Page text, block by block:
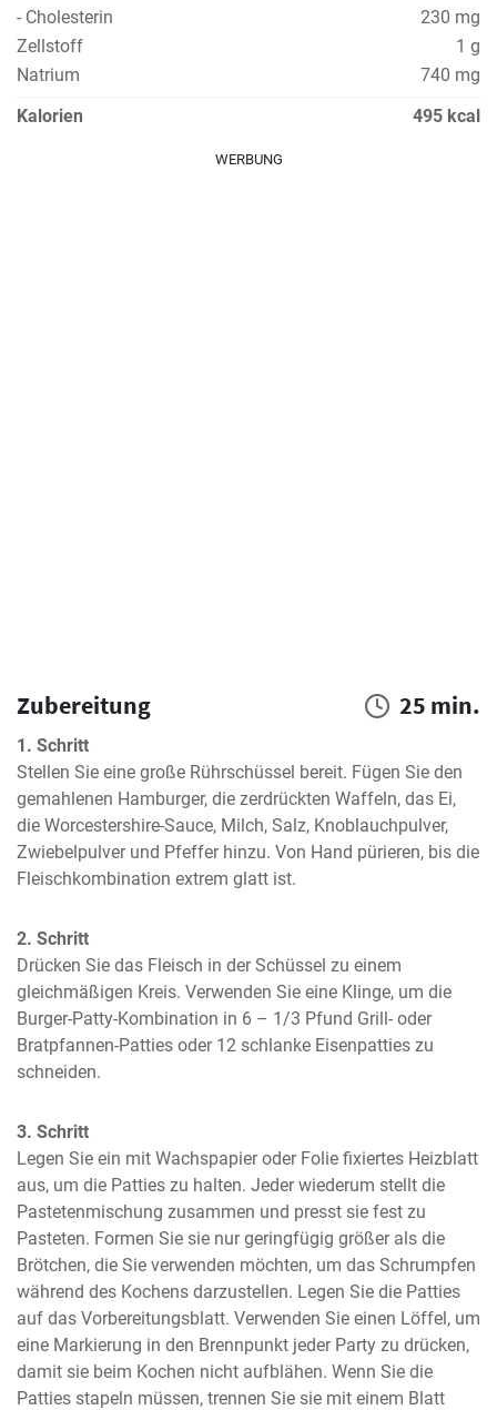
- Cholesterin
230 mg
Zellstoff
1 g
Natrium
740 mg
Kalorien
495 kcal
WERBUNG
Zubereitung 25 min.
1. Schritt
Stellen Sie eine große Rührschüssel bereit. Fügen Sie den
gemahlenen Hamburger, die zerdrückten Waffeln, das Ei,
die Worcestershire-Sauce, Milch, Salz, Knoblauchpulver,
Zwiebelpulver und Pfeffer hinzu. Von Hand pürieren, bis die
Fleischkombination extrem glatt ist.
2. Schritt
Drücken Sie das Fleisch in der Schüssel zu einem
gleichmäßigen Kreis. Verwenden Sie eine Klinge, um die
Burger-Patty-Kombination in 6 – 1/3 Pfund Grill- oder
Bratpfannen-Patties oder 12 schlanke Eisenpatties zu
schneiden.
3. Schritt
Legen Sie ein mit Wachspapier oder Folie fixiertes Heizblatt
aus, um die Patties zu halten. Jeder wiederum stellt die
Pastetenmischung zusammen und presst sie fest zu
Pasteten. Formen Sie sie nur geringfügig größer als die
Brötchen, die Sie verwenden möchten, um das Schrumpfen
während des Kochens darzustellen. Legen Sie die Patties
auf das Vorbereitungsblatt. Verwenden Sie einen Löffel, um
eine Markierung in den Brennpunkt jeder Party zu drücken,
damit sie beim Kochen nicht aufblähen. Wenn Sie die
Patties stapeln müssen, trennen Sie sie mit einem Blatt